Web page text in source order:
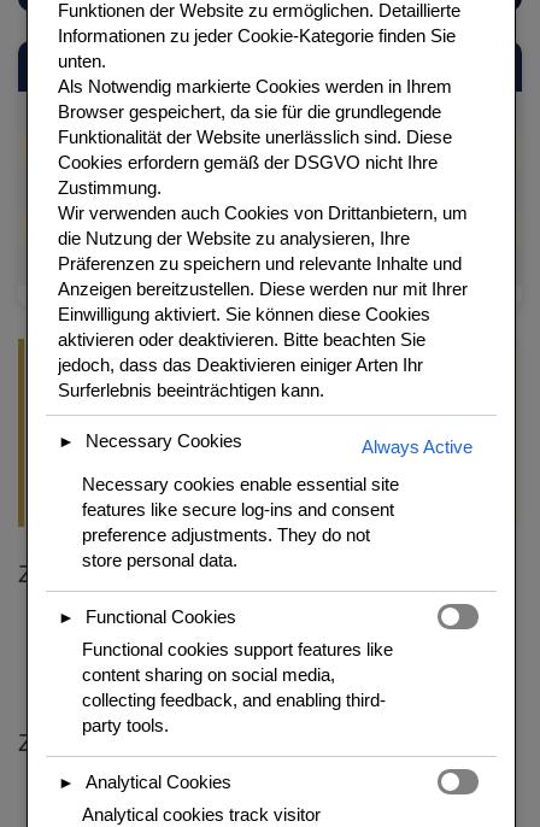
Kategorie
Zubereitungszeit 30 Minuten + Kühlzeit
Portionen
Herkunft Lothringen
Profi-Tipp
Den Mürbeteig unbedingt blind vorbacken (mit Bohnen
durchgeweichte Quiche ist das häufigste Scheitern bei diesem
Gericht.
Zutaten für eine 28-cm-Form
Mürbeteig:250 g Mehl, 125 g kalte Butter, 1 Prise Salz, 4–5 EL
Eiswasser
Füllung:200 g Speckwürfel (geräuchert), 4 Eier, 300 ml Sahne,
100 ml Milch, Salz, Pfeffer, Muskat
Zubereitung
Teig:Mehl, Salz und Butter zu Bröseln reiben. Eiswasser
löffelweise zugeben, bis ein glatter Teig entsteht. 30 Minuten kalt
Funktionen der Website zu ermöglichen. Detaillierte
Informationen zu jeder Cookie-Kategorie finden Sie
unten.
Als Notwendig markierte Cookies werden in Ihrem
Browser gespeichert, da sie für die grundlegende
Funktionalität der Website unerlässlich sind. Diese
Cookies erfordern gemäß der DSGVO nicht Ihre
Zustimmung.
Wir verwenden auch Cookies von Drittanbietern, um
die Nutzung der Website zu analysieren, Ihre
Präferenzen zu speichern und relevante Inhalte und
Anzeigen bereitzustellen. Diese werden nur mit Ihrer
Einwilligung aktiviert. Sie können diese Cookies
aktivieren oder deaktivieren. Bitte beachten Sie
jedoch, dass das Deaktivieren einiger Arten Ihr
Surferlebnis beeinträchtigen kann.
► Necessary Cookies
Always Active
Necessary cookies enable essential site
features like secure log-ins and consent
preference adjustments. They do not
store personal data.
►
Functional Cookies
Functional cookies support features like
content sharing on social media,
collecting feedback, and enabling third-
party tools.
►
Analytical Cookies
Analytical cookies track visitor